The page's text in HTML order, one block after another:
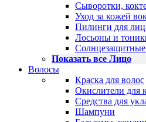
Сыворотки,
Уход за кожей
Пилинги для
Лосьоны и
Солнцезащитные
Показать все Лицо
Волосы
Краска для волос
Окислители для
Средства для
Шампуни